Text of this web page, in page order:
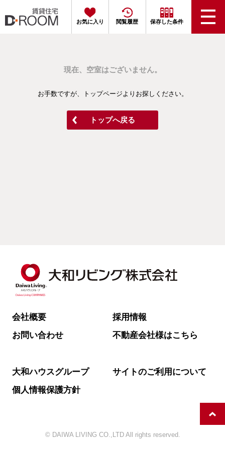
お気に入り 閲覧履歴 保存した条件
現在、空室はございません。
お手数ですが、トップページよりお探しください。
トップへ戻る
会社概要
採用情報
お問い合わせ
不動産会社様はこちら
大和ハウスグループ
サイトのご利用について
個人情報保護方針
© DAIWA LIVING CO.,LTD All rights reserved.